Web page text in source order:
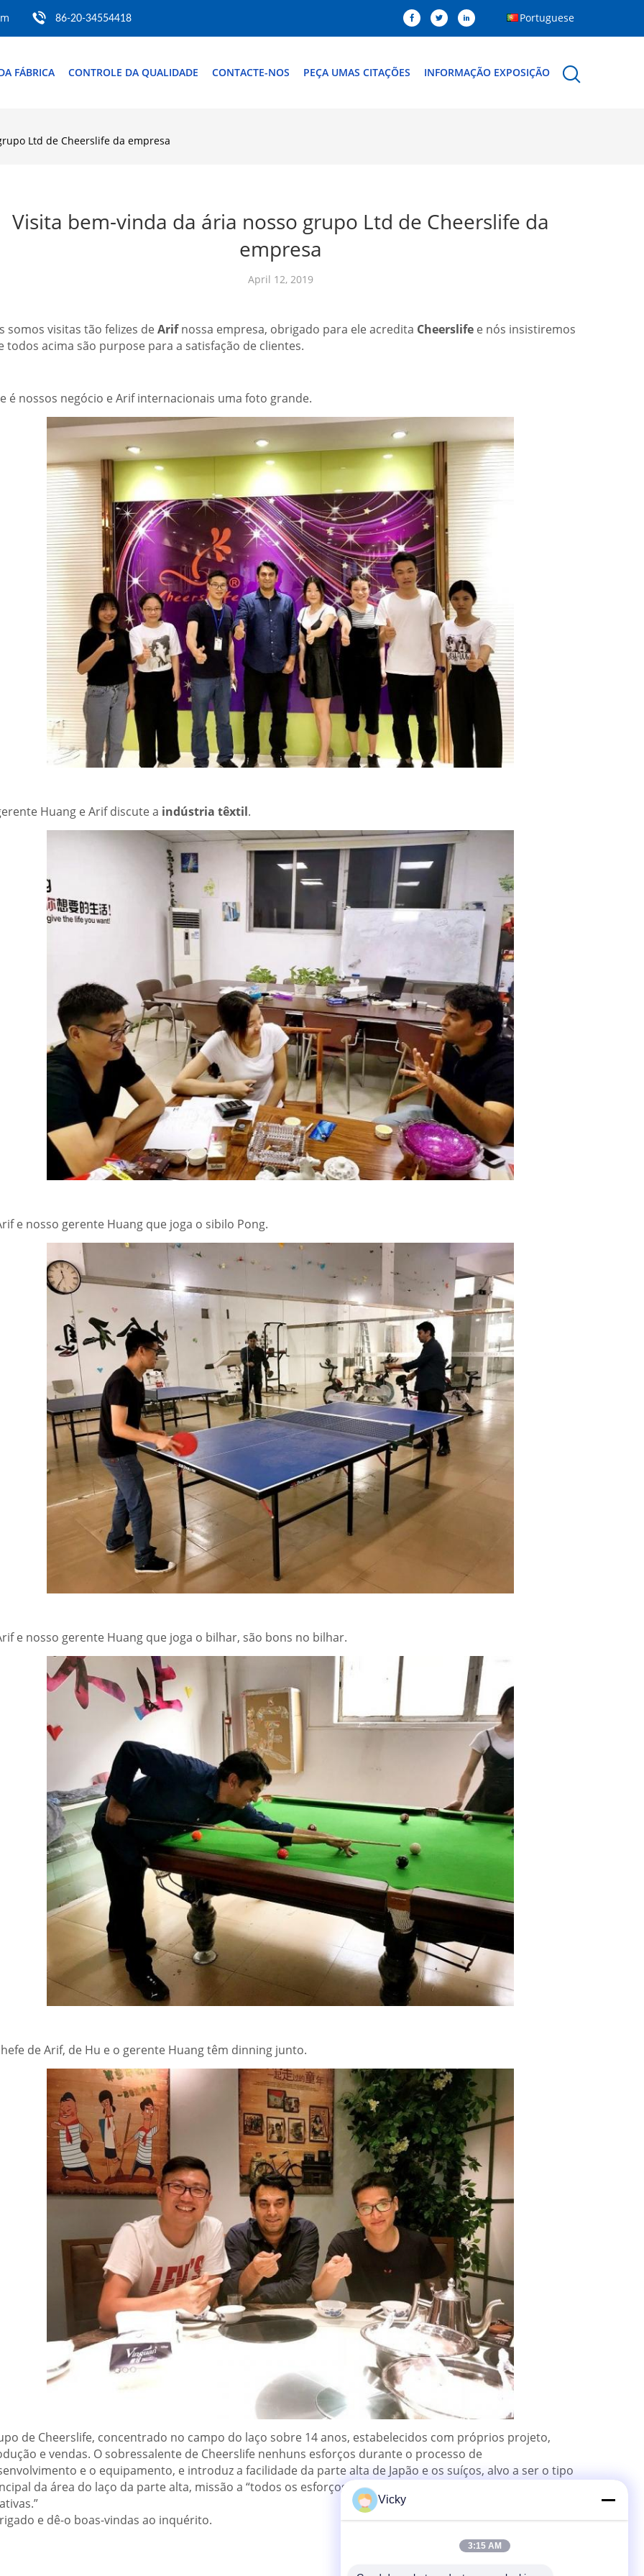
86-20-34554418 Portuguese
FÁBRICA CONTROLE DA QUALIDADE CONTACTE-NOS PEÇA UMAS CITAÇÕES INFORMAÇÃO EXPOSIÇÃO
Ltd de Cheerslife da empresa
Visita bem-vinda da ária nosso grupo Ltd de Cheerslife da
empresa
April 12, 2019
somos visitas tão felizes deArifnossa empresa, obrigado para ele acredita Cheerslife e nós insistiremos
todos acima são purpose para a satisfação de clientes.
é nossos negócio e Arif internacionais uma foto grande.
Huang e Arif discute a indústria têxtil.
e nosso gerente Huang que joga o sibilo Pong.
e nosso gerente Huang que joga o bilhar, são bons no bilhar.
de Arif, de Hu e o gerente Huang têm dinning junto.
de Cheerslife, concentrado no campo do laço sobre 14 anos, estabelecidos com próprios projeto,
e vendas. O sobressalente de Cheerslife nenhuns esforços durante o processo de
e o equipamento, e introduz a facilidade da parte alta de Japão e os suíços, alvo a ser o tipo
da área do laço da parte alta, missão a “todos os esforços devem fazer as vidas muito mais
e dê-o boas-vindas ao inquérito.
Vicky
3:15 AM